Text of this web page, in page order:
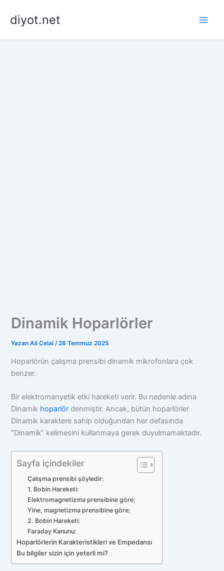
atladiyot.net
Dinamik Hoparlörler
Yazan Ali Celal/28 Temmuz 2025
Hoparlörün çalışma prensibi dinamik mikrofonlara çok
benzer.
Bir elektromanyetik etki hareketi verir. Bu nedenle adına
Dinamik hoparlör denmiştir. Ancak, bütün hoparlörler
Dinamik karaktere sahip olduğundan her defasında
“Dinamik” kelimesini kullanmaya gerek duyulmamaktadır.
Sayfa içindekiler
Çalışma prensibi şöyledir:
1. Bobin Hareketi:
Elektromagnetizma prensibine göre;
Yine, magnetizma prensibine göre;
2. Bobin Hareketi:
Faraday Kanunu:
Hoparlörlerin Karakteristikleri ve Empedansı
Bu bilgiler sizin için yeterli mi?